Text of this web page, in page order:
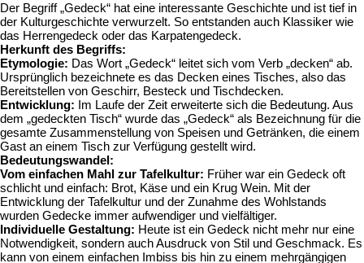
Der Begriff „Gedeck“ hat eine interessante Geschichte und ist tief in
der Kulturgeschichte verwurzelt. So entstanden auch Klassiker wie
das Herrengedeck oder das Karpatengedeck.
Herkunft des Begriffs:
Etymologie: Das Wort „Gedeck“ leitet sich vom Verb „decken“ ab.
Ursprünglich bezeichnete es das Decken eines Tisches, also das
Bereitstellen von Geschirr, Besteck und Tischdecken.
Entwicklung: Im Laufe der Zeit erweiterte sich die Bedeutung. Aus
dem „gedeckten Tisch“ wurde das „Gedeck“ als Bezeichnung für die
gesamte Zusammenstellung von Speisen und Getränken, die einem
Gast an einem Tisch zur Verfügung gestellt wird.
Bedeutungswandel:
Vom einfachen Mahl zur Tafelkultur: Früher war ein Gedeck oft
schlicht und einfach: Brot, Käse und ein Krug Wein. Mit der
Entwicklung der Tafelkultur und der Zunahme des Wohlstands
wurden Gedecke immer aufwendiger und vielfältiger.
Individuelle Gestaltung: Heute ist ein Gedeck nicht mehr nur eine
Notwendigkeit, sondern auch Ausdruck von Stil und Geschmack. Es
kann von einem einfachen Imbiss bis hin zu einem mehrgängigen